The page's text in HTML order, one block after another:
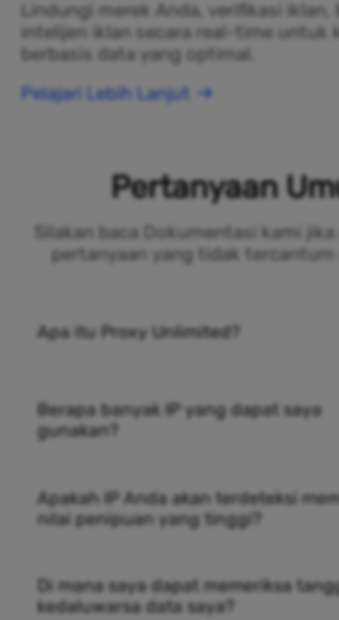
Lindungi merek Anda, verifikasi iklan,
intelijen iklan secara real-time untuk
berbasis data yang optimal.
Pelajari Lebih Lanjut
Pertanyaan
Silakan baca Dokumentasi kami jika
pertanyaan yang tidak tercantum
Apa itu Proxy Unlimited?
Berapa banyak IP yang dapat saya
gunakan?
Apakah IP Anda akan terdeteksi
nilai penipuan yang tinggi?
Di mana saya dapat memeriksa
kedaluwarsa data saya?